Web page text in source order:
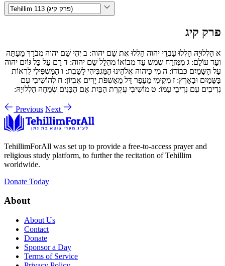
פרק קיג
א הַלְלוּיָהּ הַלְלוּ עַבְדֵי יהוה הַלְלוּ אֶת שֵׁם יהוה: ב יְהִי שֵׁם יהוה מְבֹרָךְ מֵעַתָּה
וְעַד עוֹלָם: ג מִמִּזְרַח שֶׁמֶשׁ עַד מְבוֹאוֹ מְהֻלָּל שֵׁם יהוה: ד רָם עַל כָּל גּוֹיִם יהוה
עַל הַשָּׁמַיִם כְּבוֹדוֹ: ה מִי כַּיהוה אֱלֹהֵינוּ הַמַּגְבִּיהִי לָשָׁבֶת: ו הַמַּשְׁפִּילִי לִרְאוֹת
בַּשָּׁמַיִם וּבָאָרֶץ: ז מְקִימִי מֵעָפָר דָּל מֵאַשְׁפֹּת יָרִים אֶבְיוֹן: ח לְהוֹשִׁיבִי עִם
נְדִיבִים עִם נְדִיבֵי עַמּוֹ: ט מוֹשִׁיבִי עֲקֶרֶת הַבַּיִת אֵם הַבָּנִים שְׂמֵחָה הַלְלוּיָהּ:
Previous Next
TehillimForAll was set up to provide a free-to-access prayer and
religious study platform, to further the recitation of Tehillim
worldwide.
Donate Today
About
About Us
Contact
Donate
Sponsor a Day
Terms of Service